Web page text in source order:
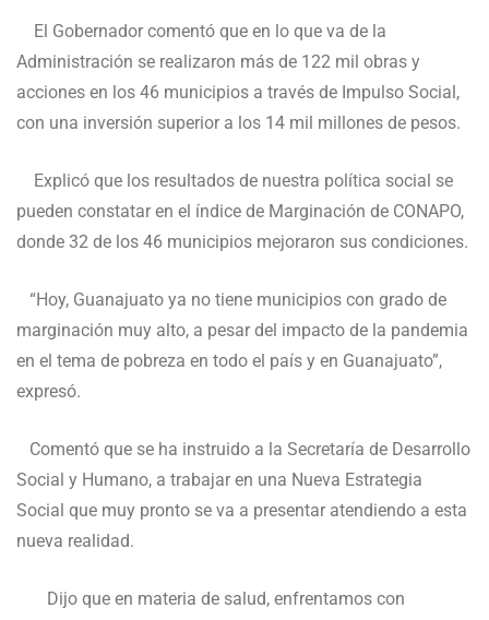
El Gobernador comentó que en lo que va de la
Administración se realizaron más de 122 mil obras y
acciones en los 46 municipios a través de Impulso Social,
con una inversión superior a los 14 mil millones de pesos.
Explicó que los resultados de nuestra política social se
pueden constatar en el índice de Marginación de CONAPO,
donde 32 de los 46 municipios mejoraron sus condiciones.
“Hoy, Guanajuato ya no tiene municipios con grado de
marginación muy alto, a pesar del impacto de la pandemia
en el tema de pobreza en todo el país y en Guanajuato”,
expresó.
Comentó que se ha instruido a la Secretaría de Desarrollo
Social y Humano, a trabajar en una Nueva Estrategia
Social que muy pronto se va a presentar atendiendo a esta
nueva realidad.
Dijo que en materia de salud, enfrentamos con